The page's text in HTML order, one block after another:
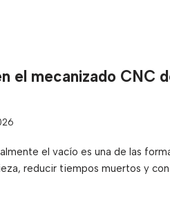
el mecanizado CNC
el vacío es una de las
reducir tiempos muertos y